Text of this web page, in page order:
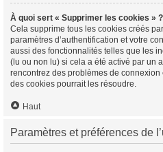
À quoi sert « Supprimer les cookies » ?
Cela supprime tous les cookies créés
paramètres d’authentification et votre
aussi des fonctionnalités telles que les
(lu ou non lu) si cela a été activé par un
rencontrez des problèmes de
des cookies pourrait les résoudre.
Haut
Paramètres et préférences de